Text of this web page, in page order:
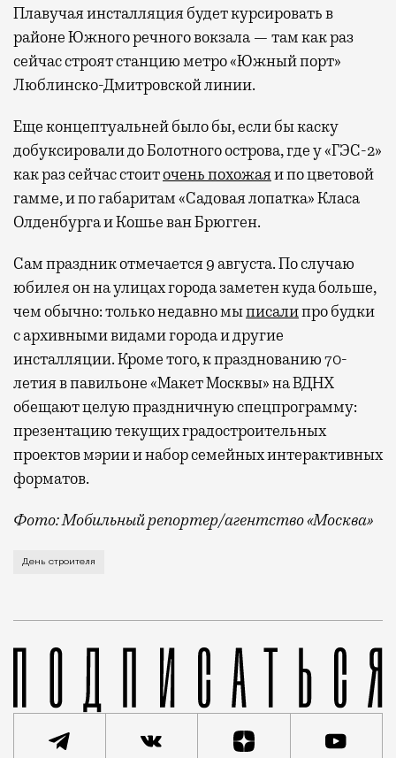
Плавучая инсталляция будет курсировать в
районе Южного речного вокзала — там как раз
сейчас строят станцию метро «Южный порт»
Люблинско-Дмитровской линии.
Еще концептуальней было бы, если бы каску
добуксировали до Болотного острова, где у «ГЭС-2»
как раз сейчас стоиточень похожаяи по цветовой
гамме, и по габаритам «Садовая лопатка» Класа
Олденбурга и Кошье ван Брюгген.
Сам праздник отмечается 9 августа. По случаю
юбилея он на улицах города заметен куда больше,
чем обычно: только недавно мыписалипро будки
с архивными видами города и другие
инсталляции. Кроме того, к празднованию 70-
летия в павильоне «Макет Москвы» на ВДНХ
обещают целую праздничную спецпрограмму:
презентацию текущих градостроительных
проектов мэрии и набор семейных интерактивных
форматов.
Фото: Мобильный репортер/агентство «Москва»
Это каска в фирменных цветах департамента
День строителя